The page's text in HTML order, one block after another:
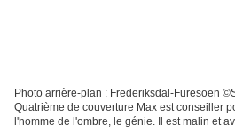
Photo arrière-plan : Frederiksdal-Furesoen
Quatrième de couverture Max est conseiller
l'homme de l'ombre, le génie. Il est malin et